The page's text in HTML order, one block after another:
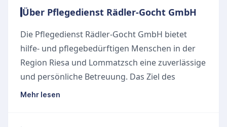
Über Pflegedienst Rädler-Gocht GmbH
Die Pflegedienst Rädler-Gocht GmbH bietet
hilfe- und pflegebedürftigen Menschen in der
Region Riesa und Lommatzsch eine zuverlässige
und persönliche Betreuung. Das Ziel des
engagierten Teams ist es, Pflege und
Mehr lesen